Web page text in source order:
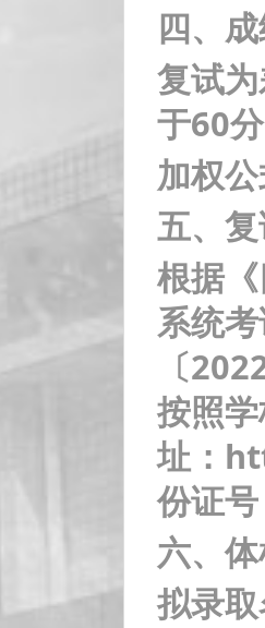
四、
复试
于60
加权
五、
根据
系统
〔20
按照
址：
份证号
六、
拟录